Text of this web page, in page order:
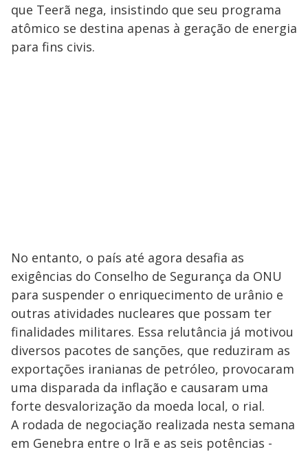
que Teerã nega, insistindo que seu programa
atômico se destina apenas à geração de energia
para fins civis.
No entanto, o país até agora desafia as
exigências do Conselho de Segurança da ONU
para suspender o enriquecimento de urânio e
outras atividades nucleares que possam ter
finalidades militares. Essa relutância já motivou
diversos pacotes de sanções, que reduziram as
exportações iranianas de petróleo, provocaram
uma disparada da inflação e causaram uma
forte desvalorização da moeda local, o rial.
A rodada de negociação realizada nesta semana
em Genebra entre o Irã e as seis potências -